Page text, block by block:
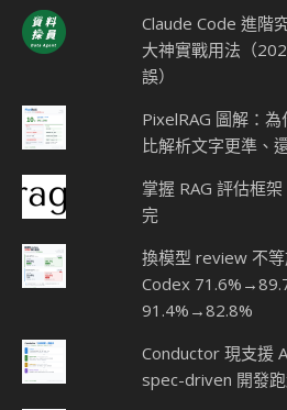
Claude Code 進階
大神實戰用法（
誤）
PixelRAG 圖解：
比解析文字更準、
掌握 RAG 評估框
完
換模型 review 不
Codex
91.4%→82.8%
Conductor 現支援
spec-driven 開發